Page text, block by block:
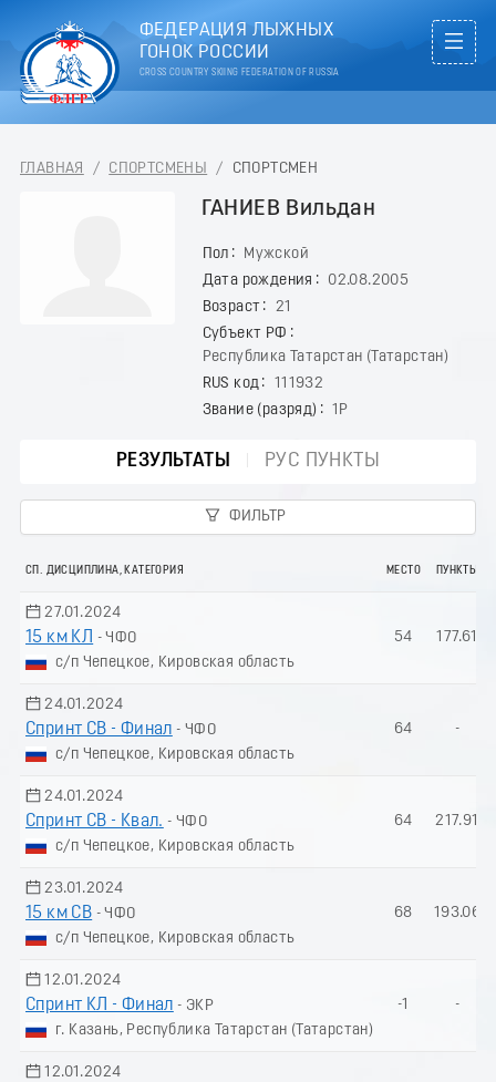
ФЕДЕРАЦИЯ ЛЫЖНЫХ
ГОНОК РОССИИ
CROSS COUNTRY SKIING FEDERATION OF RUSSIA
ГЛАВНАЯ / СПОРТСМЕНЫ / СПОРТСМЕН
ГАНИЕВ Вильдан
Пол
Мужской
Дата рождения
02.08.2005
Возраст
21
Субъект РФ
Республика Татарстан (Татарстан)
RUS код
111932
Звание (разряд)
1Р
РЕЗУЛЬТАТЫ РУС ПУНКТЫ
ФИЛЬТР
СП. ДИСЦИПЛИНА, КАТЕГОРИЯ МЕСТО ПУНКТЫ
27.01.2024
15 км КЛ
- ЧФО
с/п Чепецкое, Кировская область
54 177.61
24.01.2024
Спринт СВ - Финал - ЧФО
с/п Чепецкое, Кировская область
64 -
24.01.2024
Спринт СВ - Квал. - ЧФО
с/п Чепецкое, Кировская область
64 217.91
23.01.2024
15 км СВ - ЧФО
с/п Чепецкое, Кировская область
68 193.06
12.01.2024
Спринт КЛ - Финал - ЭКР
г. Казань, Республика Татарстан (Татарстан)
-1 -
12.01.2024